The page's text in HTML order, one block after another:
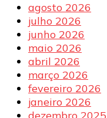
agosto 2026
julho 2026
junho 2026
maio 2026
abril 2026
março 2026
fevereiro 2026
janeiro 2026